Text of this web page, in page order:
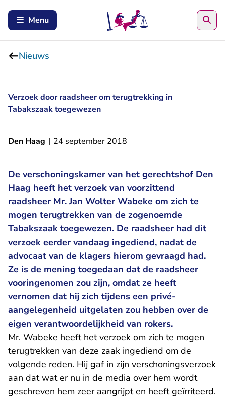
Menu
Nieuws
Verzoek door raadsheer om terugtrekking in
Tabakszaak toegewezen
Den Haag | 24 september 2018
De verschoningskamer van het gerechtshof Den
Haag heeft het verzoek van voorzittend
raadsheer Mr. Jan Wolter Wabeke om zich te
mogen terugtrekken van de zogenoemde
Tabakszaak toegewezen. De raadsheer had dit
verzoek eerder vandaag ingediend, nadat de
advocaat van de klagers hierom gevraagd had.
Ze is de mening toegedaan dat de raadsheer
vooringenomen zou zijn, omdat ze heeft
vernomen dat hij zich tijdens een privé-
aangelegenheid uitgelaten zou hebben over de
eigen verantwoordelijkheid van rokers.
Mr. Wabeke heeft het verzoek om zich te mogen
terugtrekken van deze zaak ingediend om de
volgende reden. Hij gaf in zijn verschoningsverzoek
aan dat wat er nu in de media over hem wordt
geschreven hem zeer aangrijpt en heeft geïrriteerd.